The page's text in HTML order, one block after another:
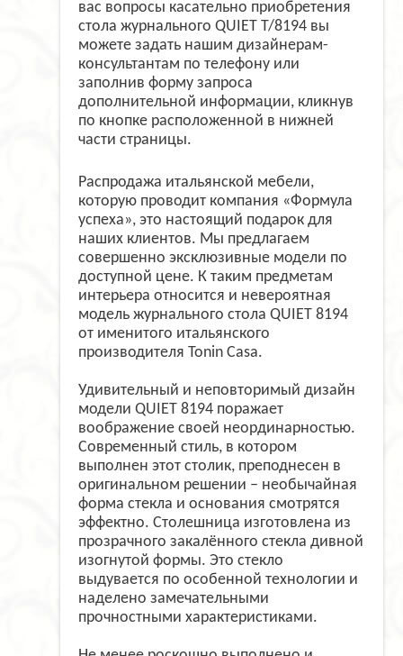
вас вопросы касательно приобретения
стола журнального QUIET T/8194 вы
можете задать нашим дизайнерам-
консультантам по телефону или
заполнив форму запроса
дополнительной информации, кликнув
по кнопке расположенной в нижней
части страницы.
Распродажа итальянской мебели,
которую проводит компания «Формула
успеха», это настоящий подарок для
наших клиентов. Мы предлагаем
совершенно эксклюзивные модели по
доступной цене. К таким предметам
интерьера относится и невероятная
модель журнального стола QUIET 8194
от именитого итальянского
производителя Tonin Casa.
Удивительный и неповторимый дизайн
модели QUIET 8194 поражает
воображение своей неординарностью.
Современный стиль, в котором
выполнен этот столик, преподнесен в
оригинальном решении – необычайная
форма стекла и основания смотрятся
эффектно. Столешница изготовлена из
прозрачного закалённого стекла дивной
изогнутой формы. Это стекло
выдувается по особенной технологии и
наделено замечательными
прочностными характеристиками.